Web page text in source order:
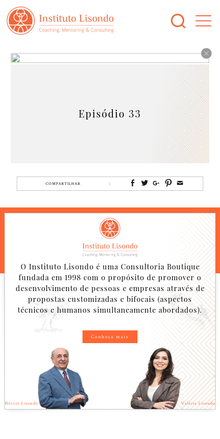
Episódio 33
COMPARTILHAR
Héctor Lisondo
O Instituto Lisondo é uma Consultoria Boutique
fundada em 1998 com o propósito de promover o
desenvolvimento de pessoas e empresas através de
propostas customizadas e bifocais (aspectos
técnicos e humanos simultaneamente abordados).
Conheça mais
Valéria Lisondo